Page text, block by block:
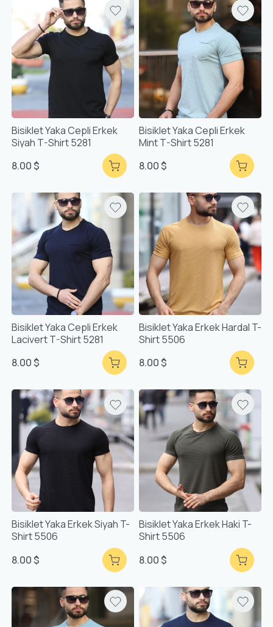
Bisiklet Yaka Cepli Erkek
Siyah T-Shirt 5281
8.00 $
Bisiklet Yaka Cepli Erkek
Mint T-Shirt 5281
8.00 $
Bisiklet Yaka Cepli Erkek
Lacivert T-Shirt 5281
8.00 $
Bisiklet Yaka Erkek Hardal T-
Shirt 5506
8.00 $
Bisiklet Yaka Erkek Siyah T-
Shirt 5506
8.00 $
Bisiklet Yaka Erkek Haki T-
Shirt 5506
8.00 $